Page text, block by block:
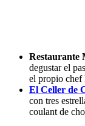
Restaurante
degustar el
el propio chef
El Celler de
con tres
coulant de